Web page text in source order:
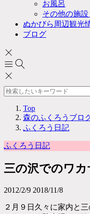
お風呂
その他の施
ぬかびら周辺観光
ブログ
Top
森のふくろうブロ
ふくろう日記
ふくろう日記
三の沢でのワカ
2012/2/9 2018/11/8
２月９日久々に家内と